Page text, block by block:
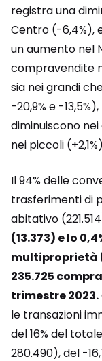
registra una
Centro (-6,4%),
un aumento nel
compravendite
sia nei grandi
-20,9% e -
diminuiscono
nei piccoli
Il 94% delle
trasferimenti di
abitativo
(13.373) e lo
multiproprietà
235.725
trimestre 2023.
le transazioni
del 16% del
280.490), del -